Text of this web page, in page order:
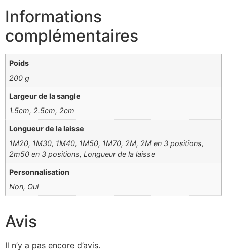
Informations
complémentaires
Poids
200 g
Largeur de la sangle
1.5cm, 2.5cm, 2cm
Longueur de la laisse
1M20, 1M30, 1M40, 1M50, 1M70, 2M, 2M en 3 positions,
2m50 en 3 positions, Longueur de la laisse
Personnalisation
Non, Oui
Avis
Il n’y a pas encore d’avis.